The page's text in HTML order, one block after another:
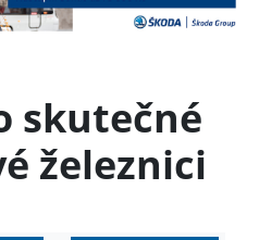
skutečné
železnici